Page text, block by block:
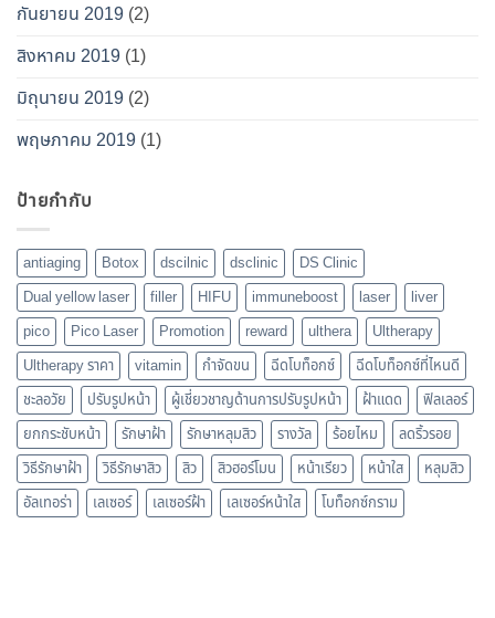
กันยายน 2019 (2)
สิงหาคม 2019 (1)
มิถุนายน 2019 (2)
พฤษภาคม 2019 (1)
ป้ายกำกับ
antiaging Botox dscilnic dsclinic
DS Clinic
Dual yellow laser
filler HIFU immuneboost laser
liver
pico
Pico Laser Promotion reward ulthera
Ultherapy
Ultherapy ราคา
vitamin กำจัดขน ฉีดโบท็อกซ์
ฉีดโบท็อกซ์ที่ไหนดี
ชะลอวัย
ปรับรูปหน้า ผู้เชี่ยวชาญด้านการปรับรูปหน้า ฝ้าแดด
ฟิลเลอร์
ยกกระชับหน้า
รักษาฝ้า รักษาหลุมสิว รางวัล ร้อยไหม
ลดริ้วรอย
วิธีรักษาฝ้า
วิธีรักษาสิว สิว สิวฮอร์โมน หน้าเรียว หน้าใส
หลุมสิว
อัลเทอร่า
เลเซอร์ เลเซอร์ฝ้า เลเซอร์หน้าใส โบท็อกซ์กราม